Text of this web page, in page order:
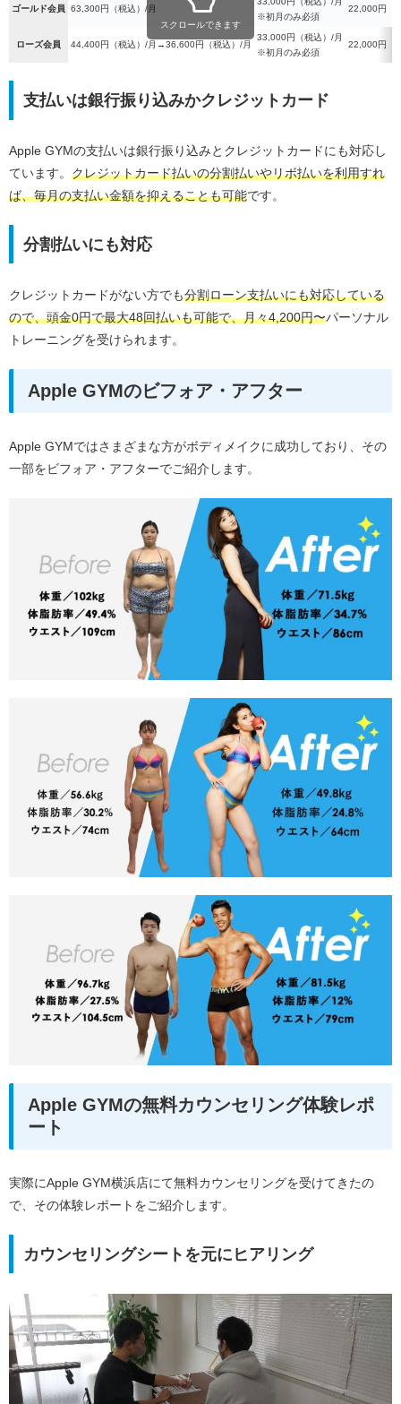
ゴールド会員 63,300円（税込）/月
※初月のみ必須
22,000円（
ローズ会員 44,400円（税込）/月→36,600円（税込）/月
33,000円（税込）/月
※初月のみ必須
22,000円（
スクロールできます
支払いは銀行振り込みかクレジットカード
Apple GYMの支払いは銀行振り込みとクレジットカードにも対応し
ています。 クレジットカード払いの分割払いやリボ払いを利用すれ
ば、毎月の支払い金額を抑えることも可能です。
分割払いにも対応
クレジットカードがない方でも分割ローン支払いにも対応している
ので、頭金0円で最大48回払いも可能で、月々4,200円〜パーソナル
トレーニングを受けられます。
Apple GYMのビフォア・アフター
Apple GYMではさまざまな方がボディメイクに成功しており、その
一部をビフォア・アフターでご紹介します。
Apple GYMの無料カウンセリング体験レポ
ート
実際にApple GYM横浜店にて無料カウンセリングを受けてきたの
で、その体験レポートをご紹介します。
カウンセリングシートを元にヒアリング